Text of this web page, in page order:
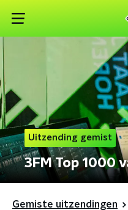
Uitzending gemist
3FM Top 1000
Gemiste uitzendingen